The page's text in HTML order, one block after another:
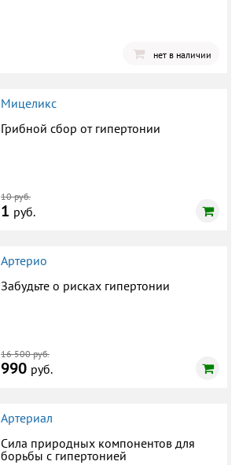
нет в наличии
Мицеликс
Грибной сбор от гипертонии
10 руб.
1 руб.
Артерио
Забудьте о рисках гипертонии
16 500 руб.
990 руб.
Артериал
Сила природных компонентов для
борьбы с гипертонией